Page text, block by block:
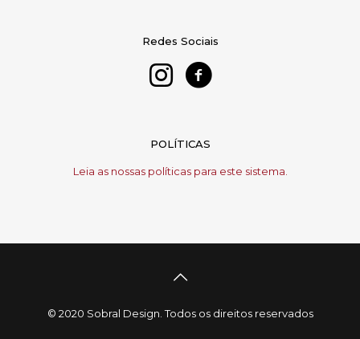
Redes Sociais
POLÍTICAS
Leia as nossas políticas para este sistema.
© 2020 Sobral Design. Todos os direitos reservados